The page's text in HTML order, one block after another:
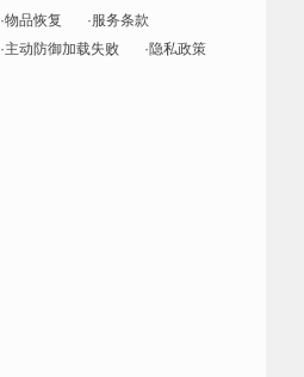
·物品恢复
·服务条款
·主动防御加载失败 ·隐私政策